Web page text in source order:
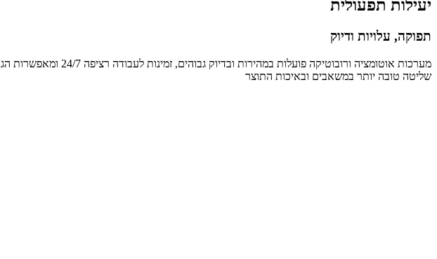
יעילות תפעולית
תפוקה, עלויות ודיוק
מערכות אוטומציה
שליטה טובה יותר במשאבים ובאיכות התוצר